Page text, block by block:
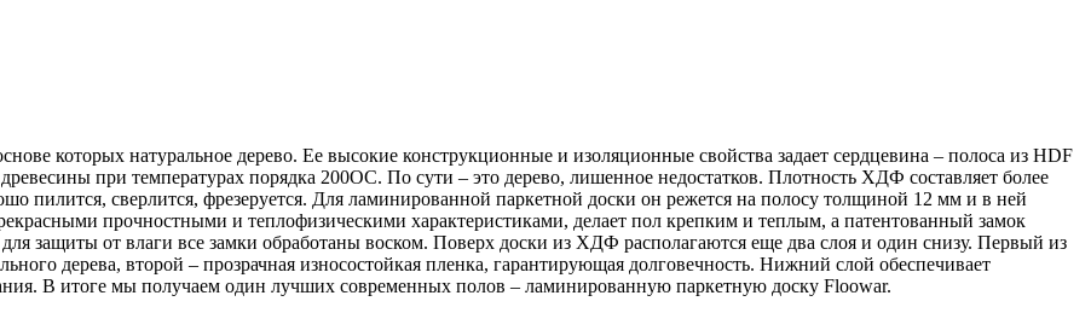
которых натуральное дерево. Ее высокие конструкционные и изоляционные свойства задает сердцевина – полоса из HDF
при температурах порядка 200ОС. По сути – это дерево, лишенное недостатков. Плотность ХДФ составляет более
пилится, сверлится, фрезеруется. Для ламинированной паркетной доски он режется на полосу толщиной 12 мм и в ней
прочностными и теплофизическими характеристиками, делает пол крепким и теплым, а патентованный замок
защиты от влаги все замки обработаны воском. Поверх доски из ХДФ располагаются еще два слоя и один снизу. Первый из
дерева, второй – прозрачная износостойкая пленка, гарантирующая долговечность. Нижний слой обеспечивает
В итоге мы получаем один лучших современных полов – ламинированную паркетную доску Floowar.